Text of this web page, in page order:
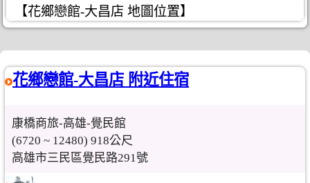
【花鄉戀館-大昌店 地圖位置】
花鄉戀館-大昌店 附近住宿
康橋商旅-高雄-覺民館
(6720 ~ 12480) 918公尺
高雄市三民區覺民路291號